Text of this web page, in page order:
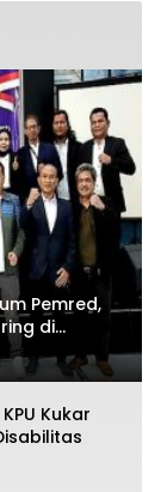
Pemred,
di
Kukar